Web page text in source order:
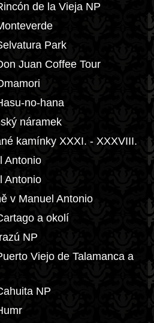
de la Vieja NP
Park
Juan Coffee Tour
no-hana
náramek
kamínky XXXI. - XXXVIII.
Antonio
Antonio
v Manuel Antonio
a okolí
NP
Viejo de Talamanca a
NP